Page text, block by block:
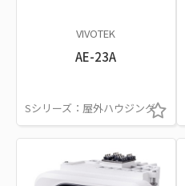
VIVOTEK
AE-23A
Sシリーズ：屋外ハウジング